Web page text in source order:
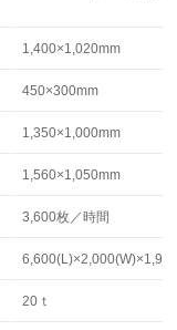
1,400×1,020mm
450×300mm
1,350×1,000mm
1,560×1,050mm
3,600枚／時間
20ｔ